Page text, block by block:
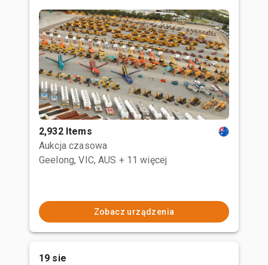
2,932 Items
Aukcja czasowa
Geelong, VIC, AUS + 11 więcej
Zobacz urządzenia
19 sie